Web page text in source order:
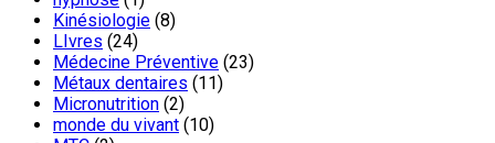
Kinésiologie (8)
LIvres (24)
Médecine Préventive (23)
Métaux dentaires (11)
Micronutrition (2)
monde du vivant (10)